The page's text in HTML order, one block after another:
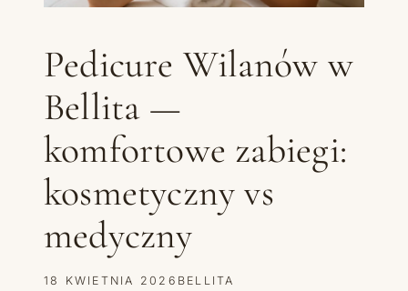
Pedicure Wilanów w
Bellita —
komfortowe zabiegi:
kosmetyczny vs
medyczny
18 KWIETNIA 2026 BELLITA